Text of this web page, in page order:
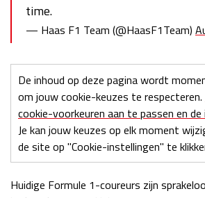
time.
— Haas F1 Team (@HaasF1Team)
De inhoud op deze pagina wordt
om jouw cookie-keuzes te respecteren.
cookie-voorkeuren aan te passen en de
Je kan jouw keuzes op elk moment
de site op "Cookie-instellingen" te
Huidige Formule 1-coureurs zijn